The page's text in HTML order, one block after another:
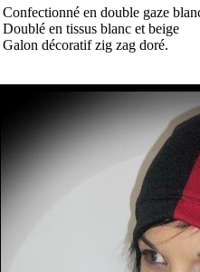
Confectionné en double gaze
Doublé en tissus blanc et beige
Galon décoratif zig zag doré.